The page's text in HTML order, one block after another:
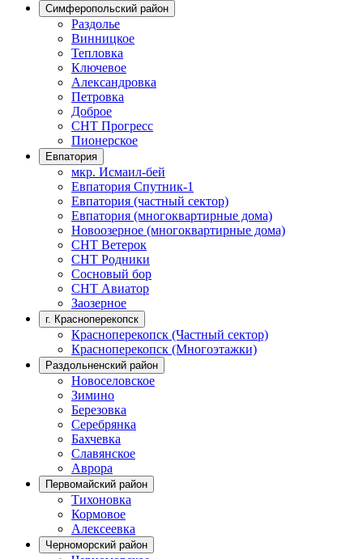
Симферопольский район
Раздолье
Винницкое
Тепловка
Ключевое
Александровка
Петровка
Доброе
СНТ Прогресс
Пионерское
Евпатория
мкр. Исмаил-бей
Евпатория Спутник-1
Евпатория (частный сектор)
Евпатория (многоквартирные дома)
Новоозерное (многоквартирные дома)
СНТ Ветерок
СНТ Родники
Сосновый бор
СНТ Авиатор
Заозерное
г. Красноперекопск
Красноперекопск (Частный сектор)
Красноперекопск (Многоэтажки)
Раздольненский район
Новоселовское
Зимино
Березовка
Серебрянка
Бахчевка
Славянское
Аврора
Первомайский район
Тихоновка
Кормовое
Алексеевка
Черноморский район